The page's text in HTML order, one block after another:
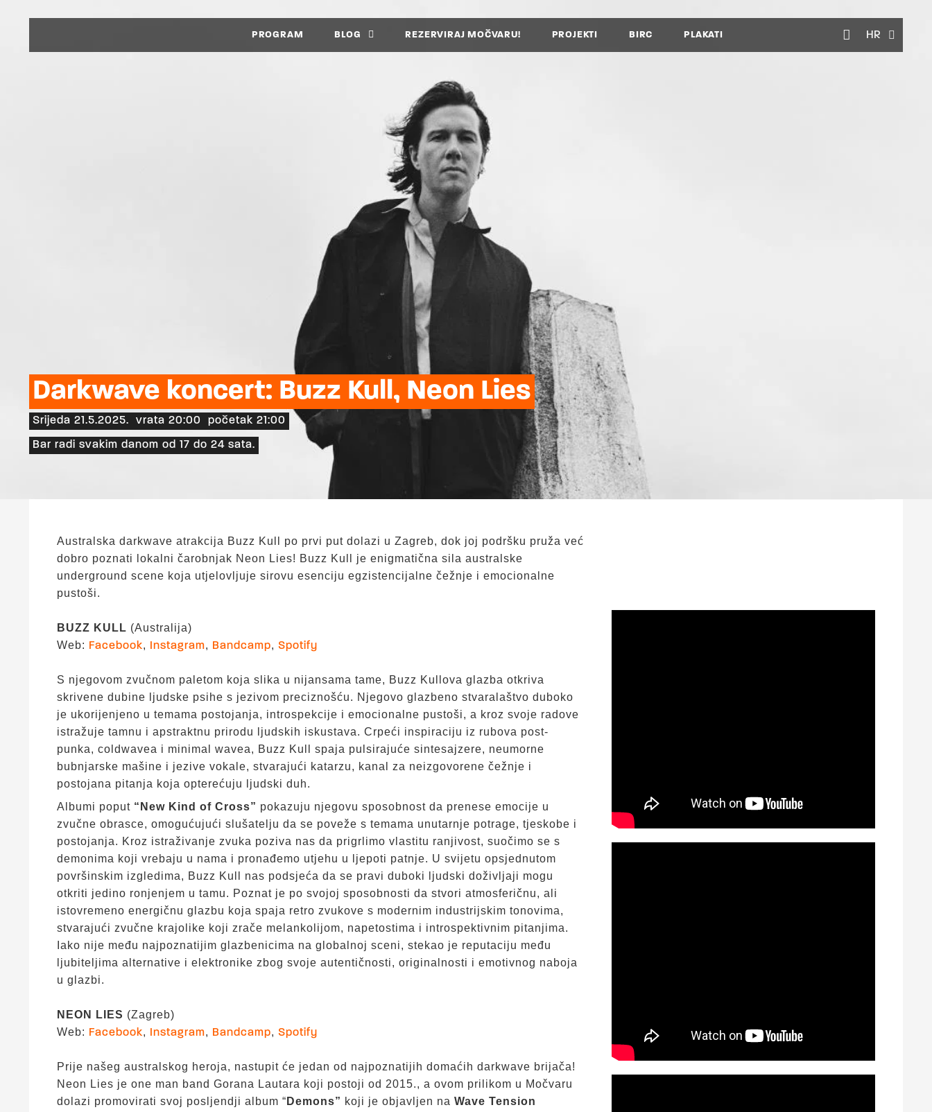
PROGRAM BLOG REZERVIRAJ MOČVARU! PROJEKTI BIRC PLAKATI HR
EN
Darkwave koncert: Buzz Kull, Neon Lies
Srijeda 21.5.2025. vrata 20:00 početak 21:00
Bar radi svakim danom od 17 do 24 sata.
Australska darkwave atrakcija Buzz Kull po prvi put dolazi u Zagreb, dok joj podršku pruža već
dobro poznati lokalni čarobnjak Neon Lies! Buzz Kull je enigmatična sila australske
underground scene koja utjelovljuje sirovu esenciju egzistencijalne čežnje i emocionalne
pustoši.
BUZZ KULL (Australija)
Web: Facebook, Instagram, Bandcamp, Spotify
S njegovom zvučnom paletom koja slika u nijansama tame, Buzz Kullova glazba otkriva
skrivene dubine ljudske psihe s jezivom preciznošću. Njegovo glazbeno stvaralaštvo duboko
je ukorijenjeno u temama postojanja, introspekcije i emocionalne pustoši, a kroz svoje radove
istražuje tamnu i apstraktnu prirodu ljudskih iskustava. Crpeći inspiraciju iz rubova post-
punka, coldwavea i minimal wavea, Buzz Kull spaja pulsirajuće sintesajzere, neumorne
bubnjarske mašine i jezive vokale, stvarajući katarzu, kanal za neizgovorene čežnje i
postojana pitanja koja opterećuju ljudski duh.
Albumi poput “New Kind of Cross” pokazuju njegovu sposobnost da prenese emocije u
zvučne obrasce, omogućujući slušatelju da se poveže s temama unutarnje potrage, tjeskobe i
postojanja. Kroz istraživanje zvuka poziva nas da prigrlimo vlastitu ranjivost, suočimo se s
demonima koji vrebaju u nama i pronađemo utjehu u ljepoti patnje. U svijetu opsjednutom
površinskim izgledima, Buzz Kull nas podsjeća da se pravi duboki ljudski doživljaji mogu
otkriti jedino ronjenjem u tamu. Poznat je po svojoj sposobnosti da stvori atmosferičnu, ali
istovremeno energičnu glazbu koja spaja retro zvukove s modernim industrijskim tonovima,
stvarajući zvučne krajolike koji zrače melankolijom, napetostima i introspektivnim pitanjima.
Iako nije među najpoznatijim glazbenicima na globalnoj sceni, stekao je reputaciju među
ljubiteljima alternative i elektronike zbog svoje autentičnosti, originalnosti i emotivnog naboja
u glazbi.
NEON LIES (Zagreb)
Web: Facebook, Instagram, Bandcamp, Spotify
Prije našeg australskog heroja, nastupit će jedan od najpoznatijih domaćih darkwave brijača!
Neon Lies je one man band Gorana Lautara koji postoji od 2015., a ovom prilikom u Močvaru
dolazi promovirati svoj posljendji album “ Demons” koji je objavljen na Wave Tension